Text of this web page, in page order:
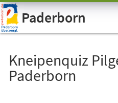
Visuelle
Assistenzsoftware
öffnen.Paderborn
Kneipenquiz
Paderborn